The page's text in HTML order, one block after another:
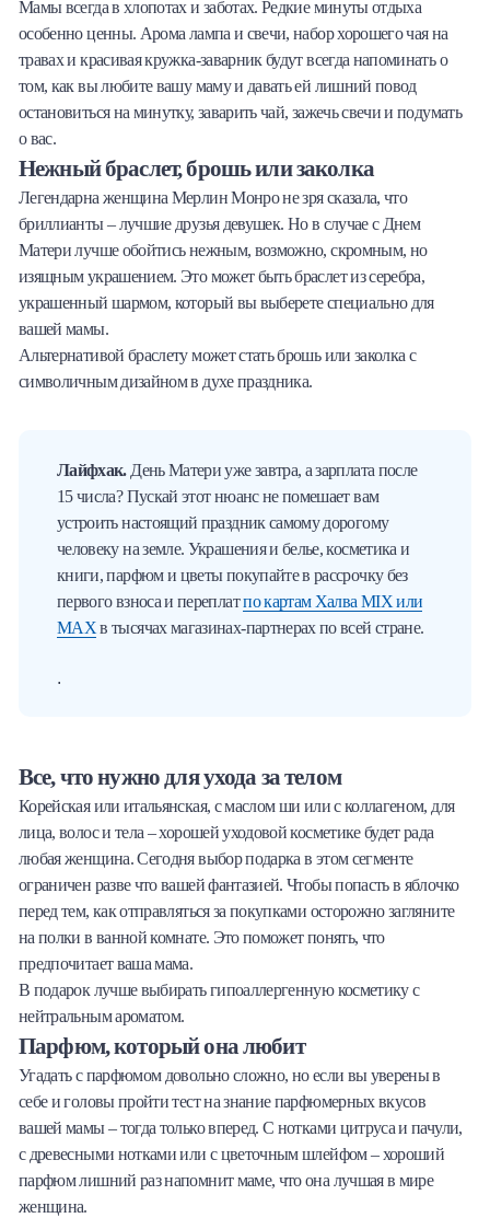
Мамы всегда в хлопотах и заботах. Редкие минуты отдыха
особенно ценны. Арома лампа и свечи, набор хорошего чая на
травах и красивая кружка-заварник будут всегда напоминать о
том, как вы любите вашу маму и давать ей лишний повод
остановиться на минутку, заварить чай, зажечь свечи и подумать
о вас.
Нежный браслет, брошь или заколка
Легендарна женщина Мерлин Монро не зря сказала, что
бриллианты – лучшие друзья девушек. Но в случае с Днем
Матери лучше обойтись нежным, возможно, скромным, но
изящным украшением. Это может быть браслет из серебра,
украшенный шармом, который вы выберете специально для
вашей мамы.
Альтернативой браслету может стать брошь или заколка с
символичным дизайном в духе праздника.
Лайфхак.День Матери уже завтра, а зарплата после
15 числа? Пускай этот нюанс не помешает вам
устроить настоящий праздник самому дорогому
человеку на земле. Украшения и белье, косметика и
книги, парфюм и цветы покупайте в рассрочку без
первого взноса и переплатпо картам Халва MIX или
MAXв тысячах магазинах-партнерах по всей стране.
.
Все, что нужно для ухода за телом
Корейская или итальянская, с маслом ши или с коллагеном, для
лица, волос и тела – хорошей уходовой косметике будет рада
любая женщина. Сегодня выбор подарка в этом сегменте
ограничен разве что вашей фантазией. Чтобы попасть в яблочко
перед тем, как отправляться за покупками осторожно загляните
на полки в ванной комнате. Это поможет понять, что
предпочитает ваша мама.
В подарок лучше выбирать гипоаллергенную косметику с
нейтральным ароматом.
Парфюм, который она любит
Угадать с парфюмом довольно сложно, но если вы уверены в
себе и головы пройти тест на знание парфюмерных вкусов
вашей мамы – тогда только вперед. С нотками цитруса и пачули,
с древесными нотками или с цветочным шлейфом – хороший
парфюм лишний раз напомнит маме, что она лучшая в мире
женщина.